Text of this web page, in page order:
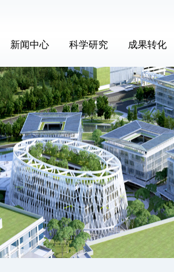
新闻中心 科学研究 成果转化